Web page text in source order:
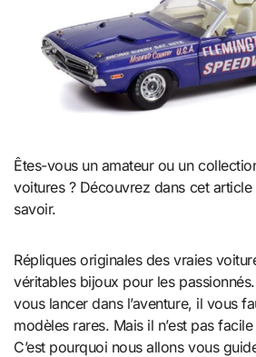
Êtes-vous un amateur ou un collectionneur de petites
voitures ? Découvrez dans cet article
savoir.
Répliques originales des vraies
véritables bijoux pour les
vous lancer dans l’aventure, il vous
modèles rares. Mais il n’est pas
C’est pourquoi nous allons vous